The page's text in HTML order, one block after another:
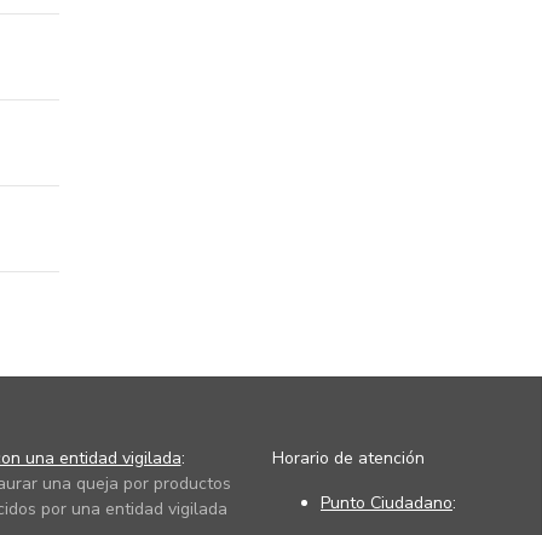
una entidad vigilada:
una queja por productos
por una entidad vigilada
Horario de atención
Punto Ciudadano: